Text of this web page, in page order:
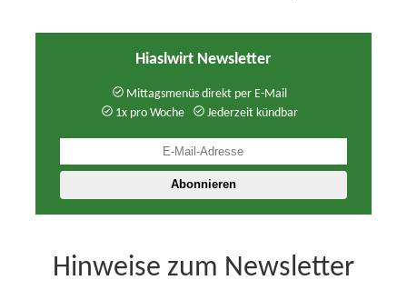
Hiaslwirt Newsletter
Mittagsmenüs direkt per E-Mail
1x pro Woche
Jederzeit kündbar
Hinweise zum Newsletter